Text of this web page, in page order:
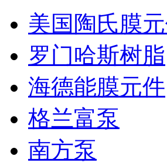
美国陶氏膜
罗门哈斯树脂
海德能膜元件
格兰富泵
南方泵